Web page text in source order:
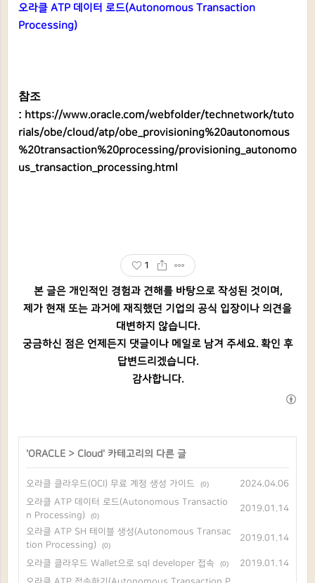
오라클 ATP 데이터 로드(Autonomous Transaction
Processing)
참조
: https://www.oracle.com/webfolder/technetwork/tuto
rials/obe/cloud/atp/obe_provisioning%20autonomous
%20transaction%20processing/provisioning_autonomo
us_transaction_processing.html
1
본 글은 개인적인 경험과 견해를 바탕으로 작성된 것이며,
제가 현재 또는 과거에 재직했던 기업의 공식 입장이나 의견을
대변하지 않습니다.
궁금하신 점은 언제든지 댓글이나 메일로 남겨 주세요. 확인 후
답변드리겠습니다.
감사합니다.
'ORACLE > Cloud' 카테고리의 다른 글
오라클 클라우드(OCI) 무료 계정 생성 가이드 (0)
2024.04.06
오라클 ATP 데이터 로드(Autonomous Transactio
n Processing)
(0)
2019.01.14
오라클 ATP SH 테이블 생성(Autonomous Transac
tion Processing)
(0)
2019.01.14
오라클 클라우드 Wallet으로 sql developer 접속 (0)
2019.01.14